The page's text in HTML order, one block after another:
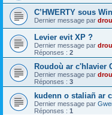
C’HWERTY sous
Dernier message par
Levier evit XP ?
Dernier message par
Réponses : 2
Roudoù ar c'hlavier
Dernier message par
Réponses : 3
kudenn o staliañ ar
Dernier message par
Réponses : 1